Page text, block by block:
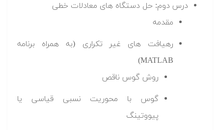
درس دوم: حل دستگاه های معادلات خطی
مقدمه
رهیافت های غیر تکراری (به همراه برنامه
MATLAB)
روش گوس ناقص
گوس با محوریت نسبی قیاسی یا
پیووتینگ